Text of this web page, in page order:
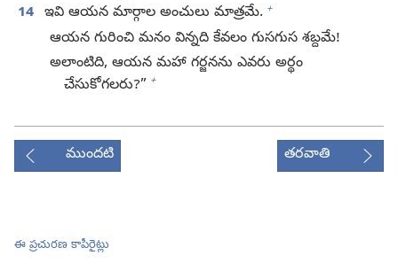
14 ఇవి ఆయన మార్గాల అంచులు మాత్రమే. +
ఆయన గురించి మనం విన్నది కేవలం గుసగుస శబ్దమే!
అలాంటిది, ఆయన మహా గర్జనను ఎవరు అర్థం
చేసుకోగలరు?” +
ముందటి తరవాతి
ఈ ప్రచురణ కాపీరైట్లు